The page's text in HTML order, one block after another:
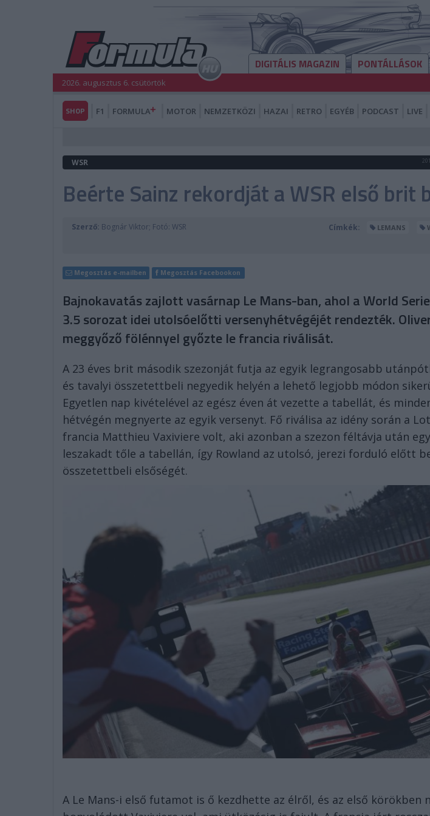
DIGITÁLIS MAGAZIN PONTÁLLÁSOK
2026. augusztus 6. csütörtök
SHOP F1 FORMULA MOTOR NEMZETKÖZI HAZAI RETRO EGYÉB PODCAST LIVE
WSR
Beérte Sainz rekordját a WSR első brit
Szerző: Bognár Viktor; Fotó: WSR Címkék: LEMANS
Megosztás e-mailben Megosztás Facebookon
Bajnokavatás zajlott vasárnap Le Mans-ban, ahol a World
3.5 sorozat idei utolsóelőtti versenyhétvégéjét rendezték.
meggyőző fölénnyel győzte le francia riválisát.
A 23 éves brit második szezonját futja az egyik legrangosabb
és tavalyi összetettbeli negyedik helyén a lehető legjobb módon
Egyetlen nap kivételével az egész éven át vezette a tabellát, és
hétvégén megnyerte az egyik versenyt. Fő riválisa az idény során a
francia Matthieu Vaxiviere volt, aki azonban a szezon féltávja után
leszakadt tőle a tabellán, így Rowland az utolsó, jerezi forduló előtt
összetettbeli elsőségét.
A Le Mans-i első futamot is ő kezdhette az élről, és az első körökben